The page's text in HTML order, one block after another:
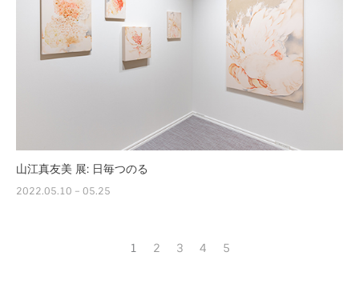
山江真友美 展: 日毎つのる
2022.05.10 – 05.25
1 2 3 4 5